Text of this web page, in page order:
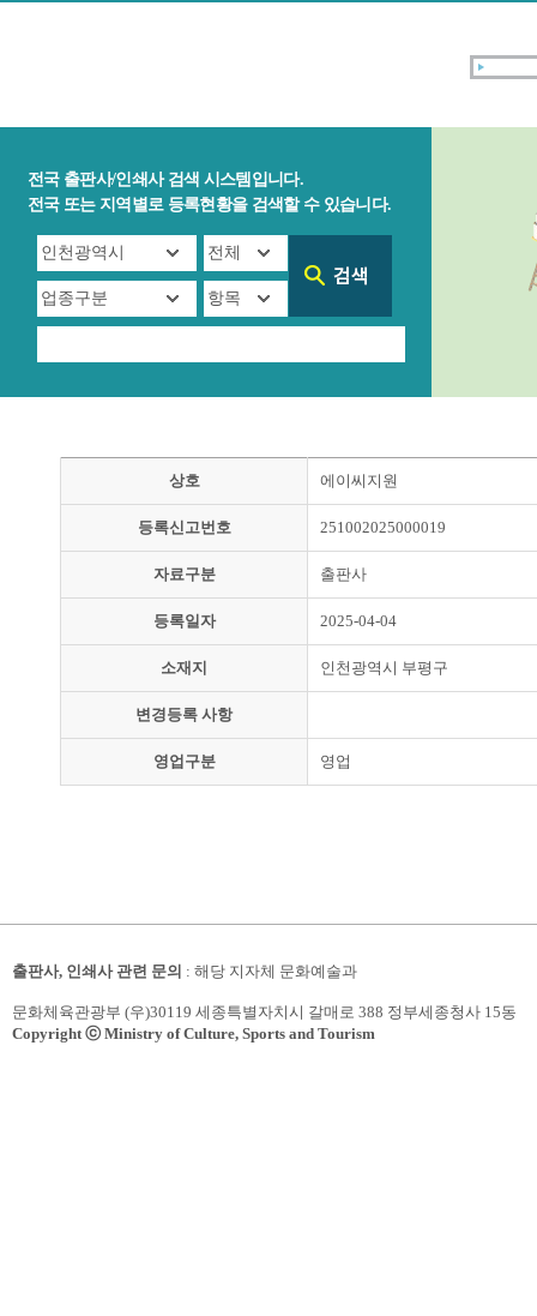
전국 출판사/인쇄사 검색 시스템입니다.
전국 또는 지역별로 등록현황을 검색할 수 있습니다.
상호 에이씨지원
등록신고번호 251002025000019
자료구분 출판사
등록일자 2025-04-04
소재지 인천광역시 부평구
변경등록 사항
영업구분 영업
출판사, 인쇄사 관련 문의 : 해당 지자체 문화예술과
문화체육관광부 (우)30119 세종특별자치시 갈매로 388 정부세종청사 15동
Copyright ⓒ Ministry of Culture, Sports and Tourism